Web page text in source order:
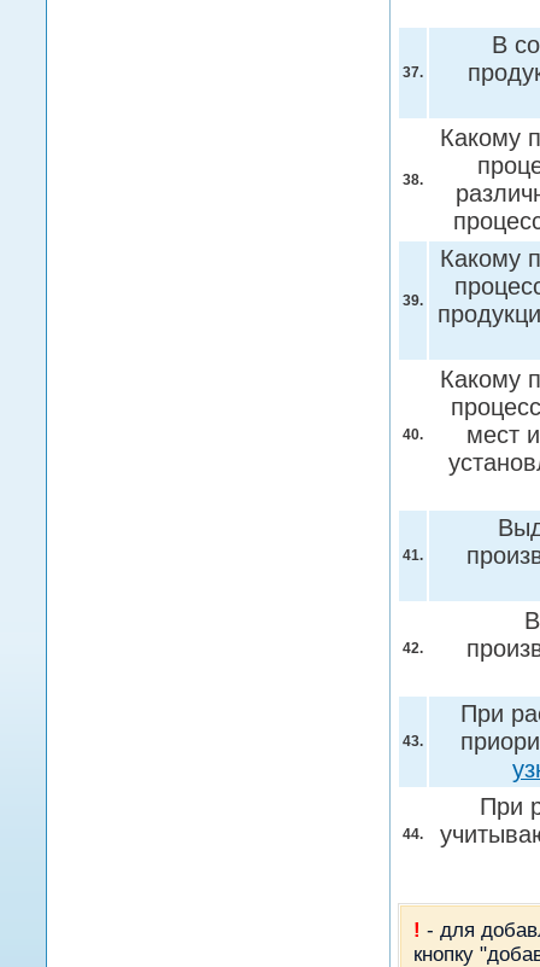
37.
В
38.
Какому
39.
Какому
40.
Какому
мест
41.
42.
43.
При
44.
При
! - для
кнопку